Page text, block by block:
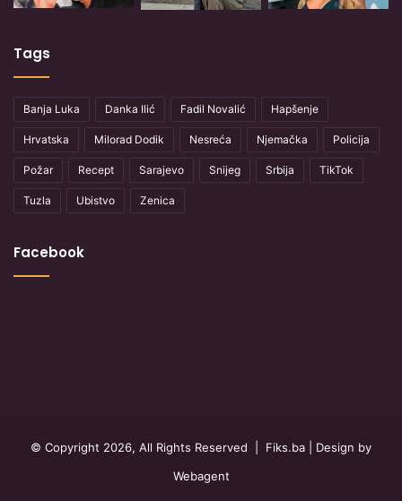
Tags
Banja Luka Danka Ilić Fadil Novalić Hapšenje
Hrvatska Milorad Dodik Nesreća Njemačka Policija
Požar Recept Sarajevo Snijeg Srbija TikTok
Tuzla Ubistvo Zenica
Facebook
© Copyright 2026, All Rights Reserved | Fiks.ba | Design by
Webagent